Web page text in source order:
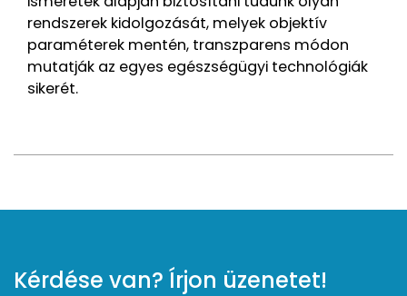
rendszerek kidolgozását, melyek objektív
paraméterek mentén, transzparens módon
mutatják az egyes egészségügyi technológiák
sikerét.
Kérdése van? Írjon üzenetet!